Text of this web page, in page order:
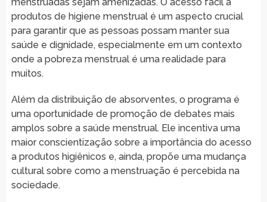
produtos de higiene menstrual é um aspecto crucial
para garantir que as pessoas possam manter sua
saúde e dignidade, especialmente em um contexto
onde a pobreza menstrual é uma realidade para
muitos.
Além da distribuição de absorventes, o programa é
uma oportunidade de promoção de debates mais
amplos sobre a saúde menstrual. Ele incentiva uma
maior conscientização sobre a importância do acesso
a produtos higiênicos e, ainda, propõe uma mudança
cultural sobre como a menstruação é percebida na
sociedade.